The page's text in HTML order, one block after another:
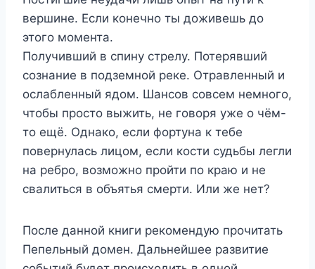
вершине. Если конечно ты доживешь до
этого момента.
Получивший в спину стрелу. Потерявший
сознание в подземной реке. Отравленный и
ослабленный ядом. Шансов совсем немного,
чтобы просто выжить, не говоря уже о чём-
то ещё. Однако, если фортуна к тебе
повернулась лицом, если кости судьбы легли
на ребро, возможно пройти по краю и не
свалиться в объятья смерти. Или же нет?
После данной книги рекомендую прочитать
Пепельный домен. Дальнейшее развитие